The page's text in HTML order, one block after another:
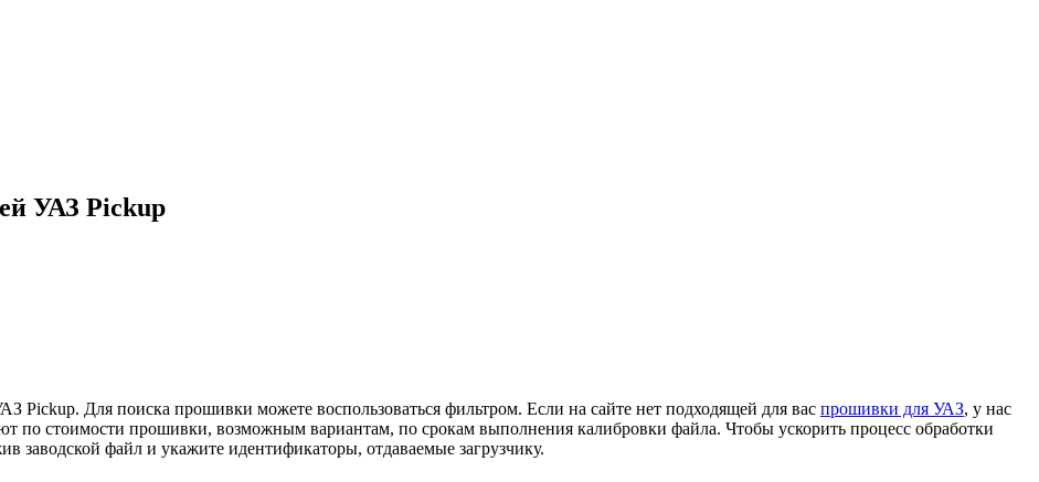
УАЗ Pickup
Pickup. Для поиска прошивки можете воспользоваться фильтром. Если на сайте нет подходящей для вас прошивки для УАЗ, у нас
по стоимости прошивки, возможным вариантам, по срокам выполнения калибровки файла. Чтобы ускорить процесс обработки
заводской файл и укажите идентификаторы, отдаваемые загрузчику.